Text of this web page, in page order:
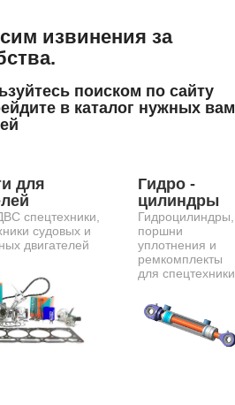
извинения за
поиском по сайту
в каталог нужных вам
для
спецтехники,
судовых и
двигателей
Гидро -
цилиндры
Гидроцилиндры,
поршни
уплотнения и
ремкомплекты
для спецтехники